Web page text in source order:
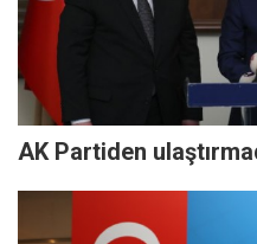
AK Partiden